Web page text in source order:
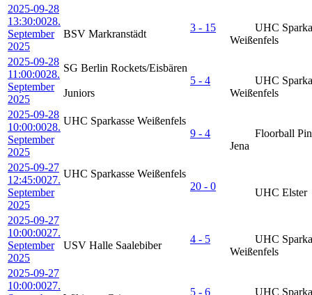
2025-09-28
13:30:0028.
September
2025
BSV Markranstädt
3 - 15
UHC
Weißenfels
2025-09-28
11:00:0028.
September
2025
SG Berlin Rockets/Eisbären
Juniors
5 - 4
UHC
Weißenfels
2025-09-28
10:00:0028.
September
2025
UHC Sparkasse Weißenfels
9 - 4
Floorball
Jena
2025-09-27
12:45:0027.
September
2025
UHC Sparkasse Weißenfels
20 - 0
UHC Elster
2025-09-27
10:00:0027.
September
2025
USV Halle Saalebiber
4 - 5
UHC
Weißenfels
2025-09-27
10:00:0027.
5 - 6 UHC